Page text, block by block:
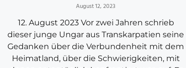
August 12, 2023
12. August 2023 Vor zwei Jahren schrieb
dieser junge Ungar aus Transkarpatien seine
Gedanken über die Verbundenheit mit dem
Heimatland, über die Schwierigkeiten, mit